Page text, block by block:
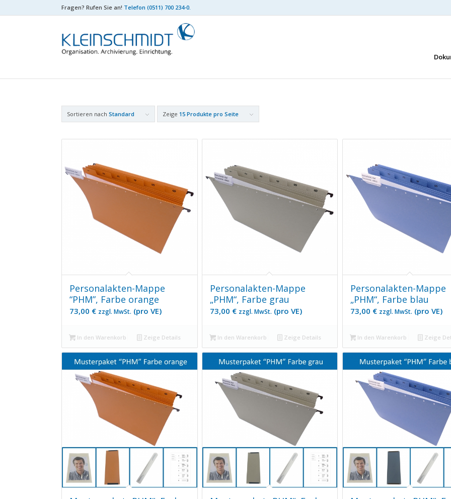
Fragen? Rufen Sie an! Telefon (0511) 700 234-0.
Sortieren nach Standard Zeige 15 Produkte pro Seite
Personalakten-Mappe
“PHM”, Farbe orange
73,00 € zzgl. MwSt. (pro VE)
In den Warenkorb Zeige Details
Personalakten-Mappe
„PHM“, Farbe grau
73,00 € zzgl. MwSt. (pro VE)
In den Warenkorb Zeige Details
Personalakten-Mappe
„PHM“, Farbe blau
73,00 € zzgl. MwSt. (pro VE)
In den Warenkorb Zeige